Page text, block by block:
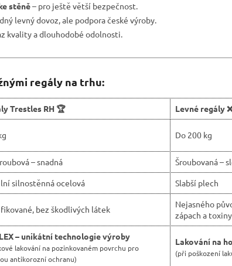
stěně– pro ještě větší bezpečnost.
levný dovoz, ale podpora české výroby.
kvality a dlouhodobé odolnosti.
regály na trhu:
Trestles RH 🏆
Levné regály
Do 200 kg
– snadná
Šroubovaná –
silnostěnná ocelová
Slabší plech
bez škodlivých látek
Nejasného
zápach a toxiny
– unikátní technologie výroby
lakování na pozinkovaném povrchu pro
antikorozní ochranu)
Lakování na
(při poškození